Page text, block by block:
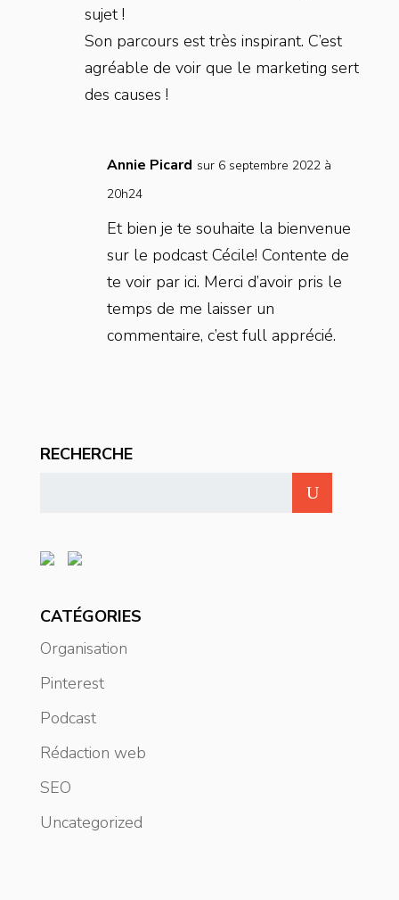
sujet !
Son parcours est très inspirant. C’est
agréable de voir que le marketing sert
des causes !
Annie Picard sur 6 septembre 2022 à
20h24
Et bien je te souhaite la bienvenue
sur le podcast Cécile! Contente de
te voir par ici. Merci d’avoir pris le
temps de me laisser un
commentaire, c’est full apprécié.
RECHERCHE
CATÉGORIES
Organisation
Pinterest
Podcast
Rédaction web
SEO
Uncategorized